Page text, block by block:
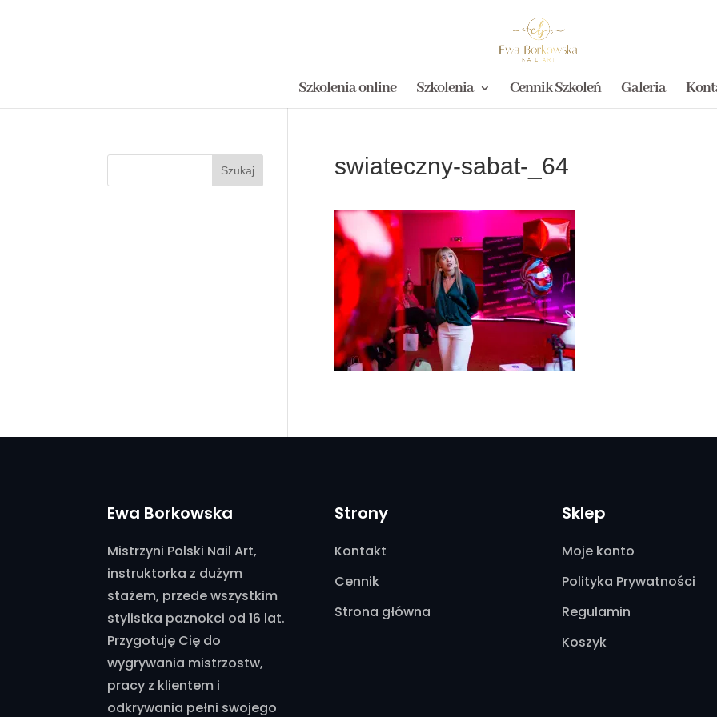
Szkolenia online Szkolenia Cennik Szkoleń Galeria
swiateczny-sabat-_64
Szukaj
Ewa Borkowska
Mistrzyni Polski Nail Art,
instruktorka z dużym
stażem, przede wszystkim
stylistka paznokci od 16 lat.
Przygotuję Cię do
wygrywania mistrzostw,
pracy z klientem i
odkrywania pełni swojego
Strony
Kontakt
Cennik
Strona główna
Sklep
Moje konto
Polityka Prywatności
Regulamin
Koszyk